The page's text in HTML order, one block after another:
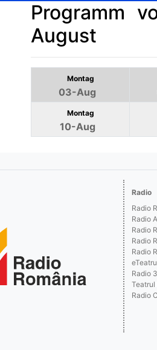
Programm
August
Montag
03-Aug
Montag
10-Aug
Radio
Radio
Radio
Radio
Radio
Radio
eTeatru
Radio
Teatrul
Radio